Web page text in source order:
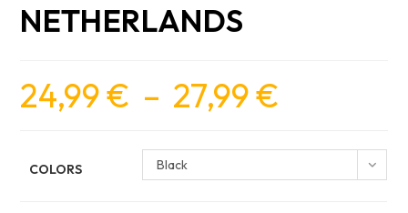
NETHERLANDS
24,99€ – 27,99€
27,99 €
COLORS
Black